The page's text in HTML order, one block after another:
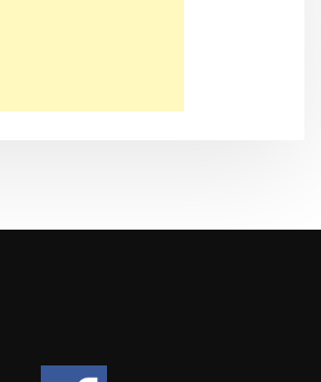
большое приобретение?